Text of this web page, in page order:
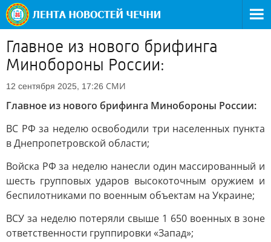
Главное из нового брифинга
Минобороны России:
12 сентября 2025, 17:26 СМИ
Главное из нового брифинга Минобороны России:
ВС РФ за неделю освободили три населенных пункта
в Днепропетровской области;
Войска РФ за неделю нанесли один массированный и
шесть групповых ударов высокоточным оружием и
беспилотниками по военным объектам на Украине;
ВСУ за неделю потеряли свыше 1 650 военных в зоне
ответственности группировки «Запад»;